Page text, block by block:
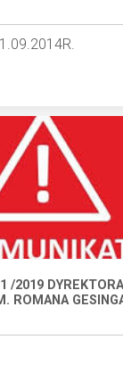
/2019
ROMANA